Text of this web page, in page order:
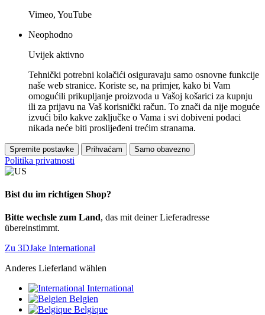
Vimeo, YouTube
Neophodno
Uvijek aktivno
Tehnički potrebni kolačići osiguravaju samo osnovne funkcije
naše web stranice. Koriste se, na primjer, kako bi Vam
omogućili prikupljanje proizvoda u Vašoj košarici za kupnju
ili za prijavu na Vaš korisnički račun. To znači da nije moguće
izvući bilo kakve zaključke o Vama i svi dobiveni podaci
nikada neće biti proslijeđeni trećim stranama.
Spremite postavke Prihvaćam Samo obavezno
Politika privatnosti
Bist du im richtigen Shop?
Bitte wechsle zum Land, das mit deiner Lieferadresse
übereinstimmt.
Zu 3DJake International
Anderes Lieferland wählen
International
Belgien
Belgique